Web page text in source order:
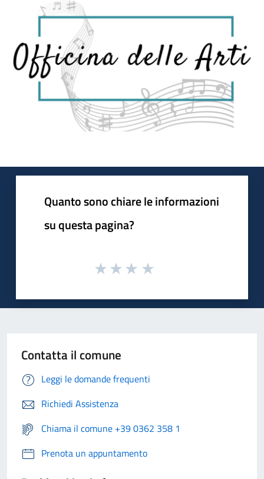
Quanto sono chiare le informazioni
su questa pagina?
Contatta il comune
Leggi le domande frequenti
Richiedi Assistenza
Chiama il comune +39 0362 358 1
Prenota un appuntamento